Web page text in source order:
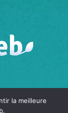
la meilleure